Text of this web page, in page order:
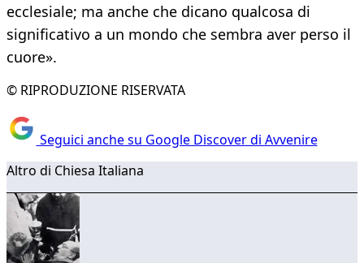
ecclesiale; ma anche che dicano qualcosa di
significativo a un mondo che sembra aver perso il
cuore».
© RIPRODUZIONE RISERVATA
Seguici anche su Google Discover di Avvenire
Altro di Chiesa Italiana